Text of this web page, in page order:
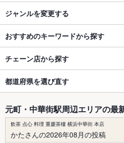
ジャンルを変更する
おすすめのキーワードから探す
チェーン店から探す
都道府県を選び直す
元町・中華街駅周辺エリアの最
飲茶 点心 料理 重慶茶樓 横浜中華街 本店
かたさんの2026年08月の投稿